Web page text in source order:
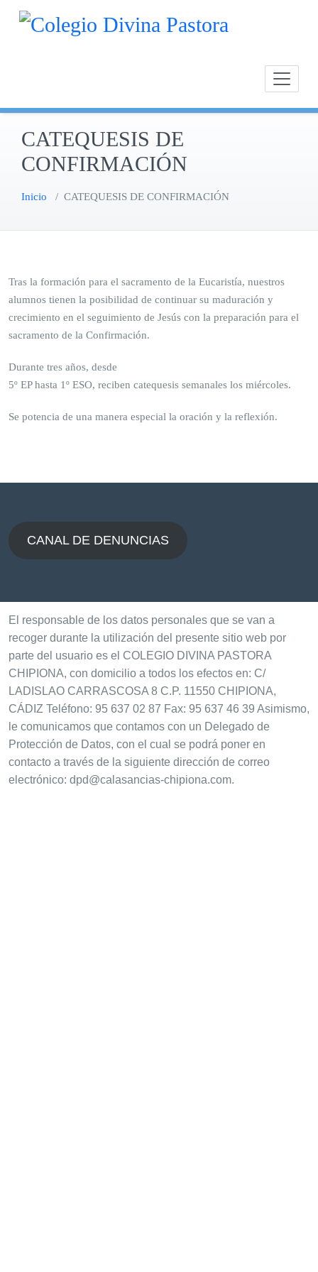
Saltar
CATEQUESIS DE
CONFIRMACIÓN
Inicio / CATEQUESIS DE CONFIRMACIÓN
Tras la formación para el sacramento de la Eucaristía, nuestros
alumnos tienen la posibilidad de continuar su maduración y
crecimiento en el seguimiento de Jesús con la preparación para el
sacramento de la Confirmación.
Durante tres años, desde
5º EP hasta 1º ESO, reciben catequesis semanales los miércoles.
Se potencia de una manera especial la oración y la reflexión.
CANAL DE DENUNCIAS
El responsable de los datos personales que se van a
recoger durante la utilización del presente sitio web por
parte del usuario es el COLEGIO DIVINA PASTORA
CHIPIONA, con domicilio a todos los efectos en: C/
LADISLAO CARRASCOSA 8 C.P. 11550 CHIPIONA,
CÁDIZ Teléfono: 95 637 02 87 Fax: 95 637 46 39 Asimismo,
le comunicamos que contamos con un Delegado de
Protección de Datos, con el cual se podrá poner en
contacto a través de la siguiente dirección de correo
electrónico: dpd@calasancias-chipiona.com.